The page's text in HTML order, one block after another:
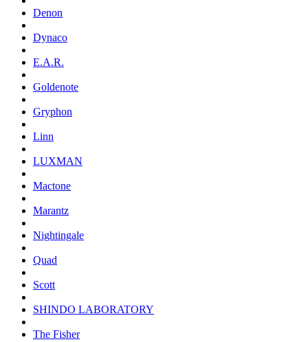
Denon
Dynaco
E.A.R.
Goldenote
Gryphon
Linn
LUXMAN
Mactone
Marantz
Nightingale
Quad
Scott
SHINDO LABORATORY
The Fisher